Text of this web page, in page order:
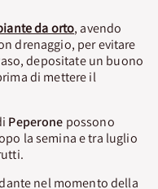
da orto, avendo
drenaggio, per evitare
depositate un buono
di mettere il
Peperone possono
la semina e tra luglio
nel momento della